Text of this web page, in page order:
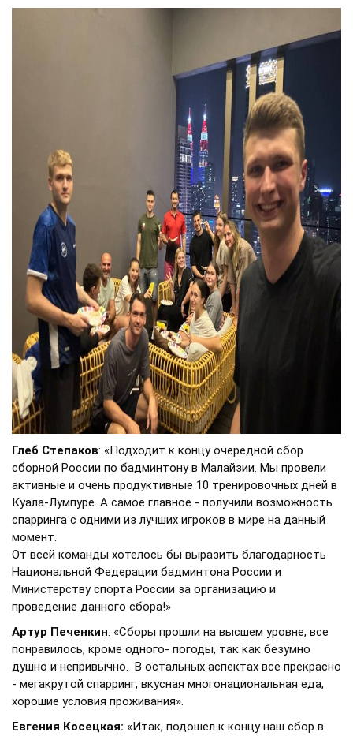
Глеб Степаков: «Подходит к концу очередной сбор
сборной России по бадминтону в Малайзии. Мы провели
активные и очень продуктивные 10 тренировочных дней в
Куала-Лумпуре. А самое главное - получили возможность
спарринга с одними из лучших игроков в мире на данный
момент.
От всей команды хотелось бы выразить благодарность
Национальной Федерации бадминтона России и
Министерству спорта России за организацию и
проведение данного сбора!»
Артур Печенкин: «Сборы прошли на высшем уровне, все
понравилось, кроме одного- погоды, так как безумно
душно и непривычно. В остальных аспектах все прекрасно
- мегакрутой спарринг, вкусная многонациональная еда,
хорошие условия проживания».
Евгения Косецкая: «Итак, подошел к концу наш сбор в